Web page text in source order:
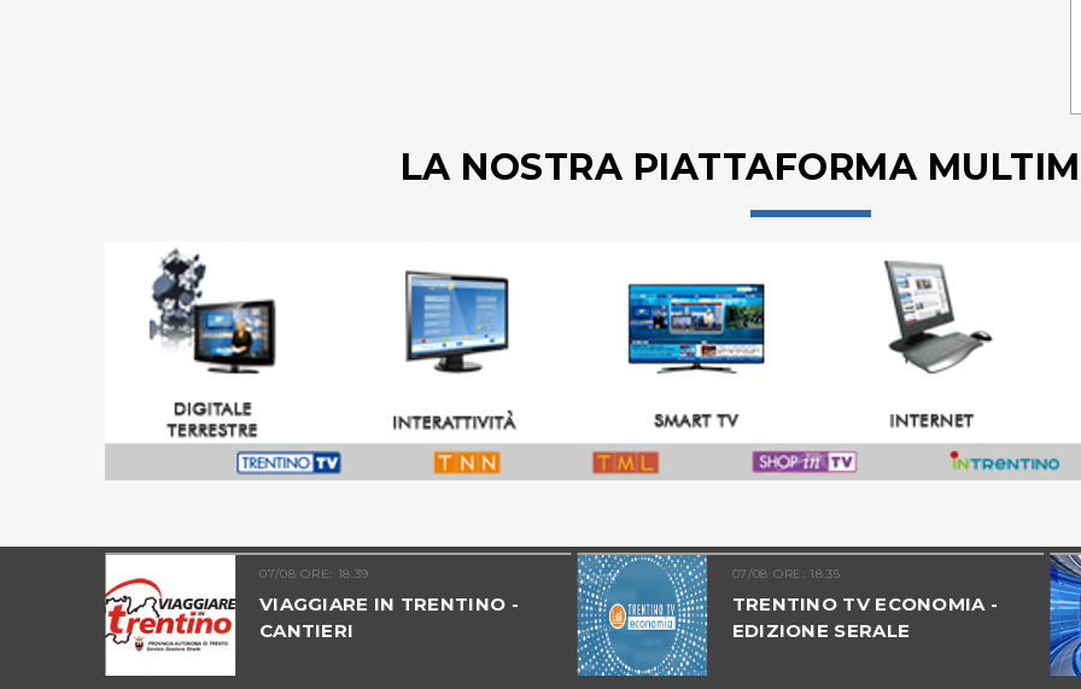
LA NOSTRA PIATTAFORMA
07/08 ORE: 18.39
VIAGGIARE IN TRENTINO -
CANTIERI
07/08 ORE: 18.35
TRENTINO TV ECONOMIA -
EDIZIONE SERALE